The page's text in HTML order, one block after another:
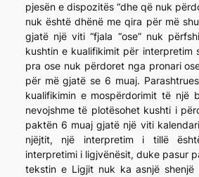
pjesën e dispozitës “dhe që nuk
nuk është dhënë me qira për më
gjatë një viti “fjala “ose” nuk
kushtin e kualifikimit për interpretim
pra ose nuk përdoret nga pronari
për më gjatë se 6 muaj.
kualifikimin e mospërdorimit të një
nevojshme të plotësohet kushti i
paktën 6 muaj gjatë një viti
njëjtit, një interpretim i tillë
interpretimi i ligjvënësit, duke pasur
tekstin e Ligjit nuk ka asnjë shenjë